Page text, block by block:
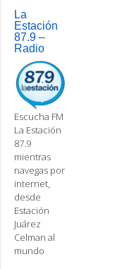
navigation
La
Estación
87.9 –
Radio
Escucha FM
La Estación
87.9
mientras
navegas por
internet,
desde
Estación
Juárez
Celman al
mundo